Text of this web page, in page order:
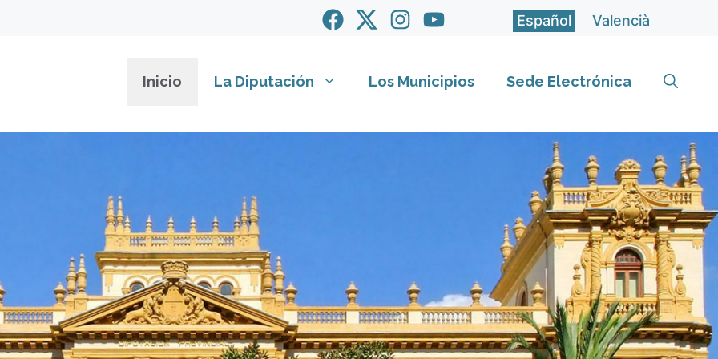
Español Valencià
Inicio La Diputación Los Municipios Sede Electrónica